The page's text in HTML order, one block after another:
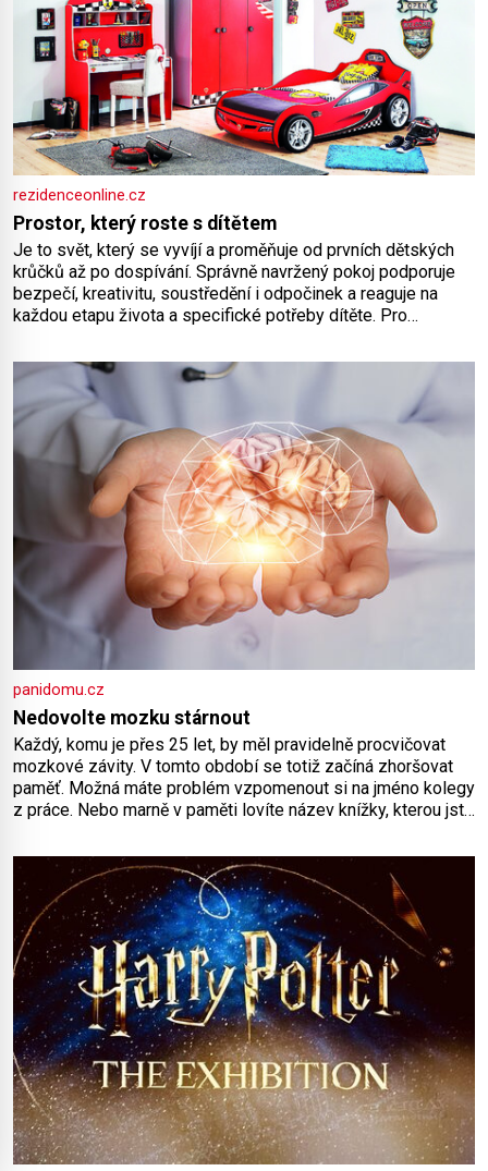
rezidenceonline.cz
Prostor, který roste s dítětem
Je to svět, který se vyvíjí a proměňuje od prvních dětských
krůčků až po dospívání. Správně navržený pokoj podporuje
bezpečí, kreativitu, soustředění i odpočinek a reaguje na
každou etapu života a specifické potřeby dítěte. Pro
by pokoj miminka měl působit především klidně a útulně.
Předškolní věk je
panidomu.cz
Nedovolte mozku stárnout
Každý, komu je přes 25 let, by měl pravidelně procvičovat
mozkové závity. V tomto období se totiž začíná zhoršovat
paměť. Možná máte problém vzpomenout si na jméno kolegy
z práce. Nebo marně v paměti lovíte název knížky, kterou jste
paměť rozhodla stávkovat. Cvičte